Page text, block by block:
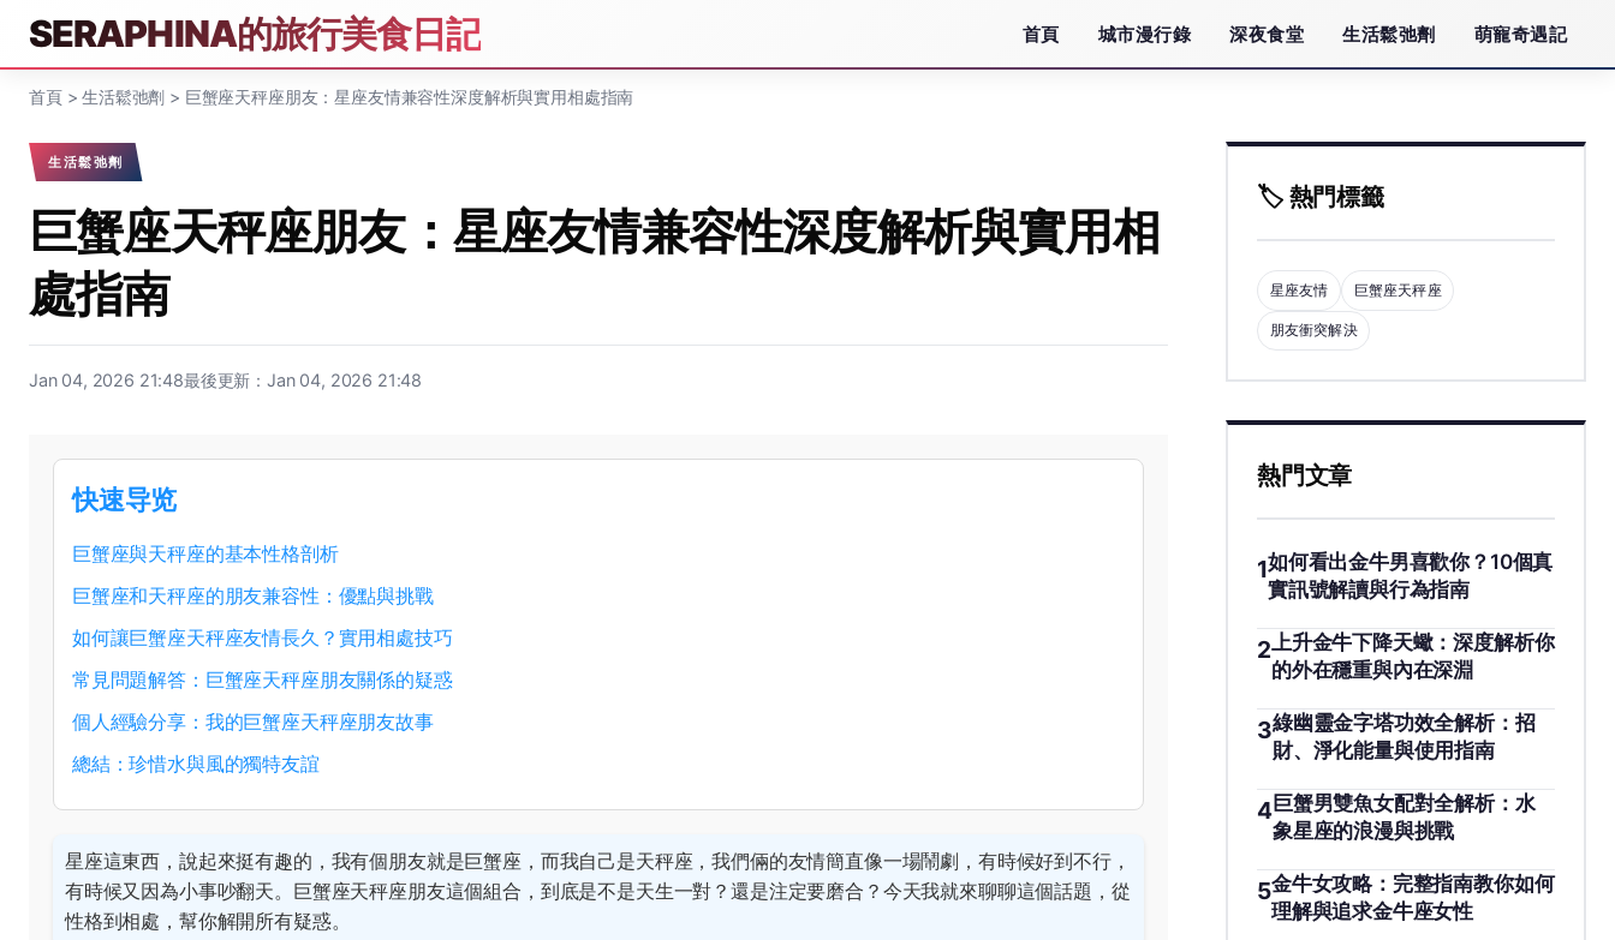
SERAPHINA的旅行美食日記 首頁 城市漫行錄 深夜食堂 生活鬆弛劑 萌寵奇遇記
首頁>生活鬆弛劑 > 巨蟹座天秤座朋友：星座友情兼容性深度解析與實用相處指南
生活鬆弛劑
巨蟹座天秤座朋友：星座友情兼容性深度解析與實用相
處指南
Jan 04, 2026 21:48最後更新：Jan 04, 2026 21:48
快速导览
巨蟹座與天秤座的基本性格剖析
巨蟹座和天秤座的朋友兼容性：優點與挑戰
如何讓巨蟹座天秤座友情長久？實用相處技巧
常見問題解答：巨蟹座天秤座朋友關係的疑惑
個人經驗分享：我的巨蟹座天秤座朋友故事
總結：珍惜水與風的獨特友誼
星座這東西，說起來挺有趣的，我有個朋友就是巨蟹座，而我自己是天秤座，我們倆的友情簡直像一場鬧劇，有時候好到不行，
有時候又因為小事吵翻天。巨蟹座天秤座朋友這個組合，到底是不是天生一對？還是注定要磨合？今天我就來聊聊這個話題，從
性格到相處，幫你解開所有疑惑。
🏷️ 熱門標籤
星座友情 巨蟹座天秤座
朋友衝突解決
熱門文章
1如何看出金牛男喜歡你？10個真
實訊號解讀與行為指南
2上升金牛下降天蠍：深度解析你
的外在穩重與內在深淵
3綠幽靈金字塔功效全解析：招
財、淨化能量與使用指南
4巨蟹男雙魚女配對全解析：水
象星座的浪漫與挑戰
5金牛女攻略：完整指南教你如何
理解與追求金牛座女性